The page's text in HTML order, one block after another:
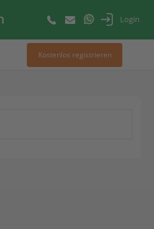
Login
Kostenlos registrieren